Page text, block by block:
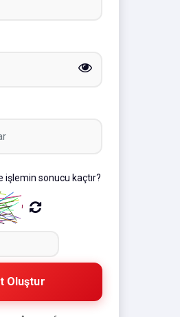
işlemin sonucu kaçtır?
Oluştur